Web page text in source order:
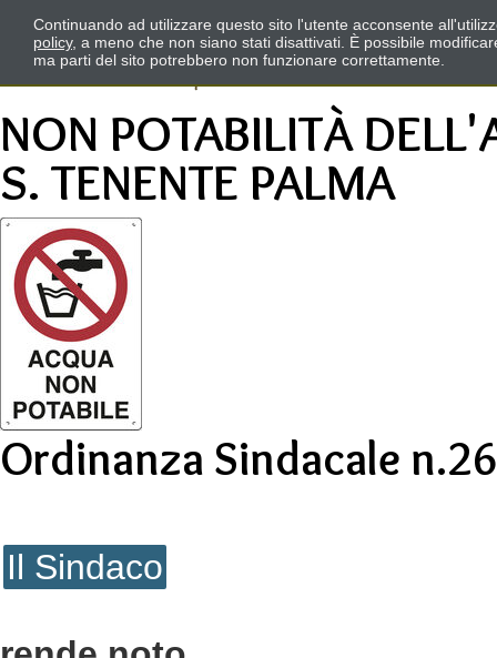
NON POTABILITÀ
S. TENENTE PALMA
Ordinanza Sindacale
Il Sindaco
Continuando ad utilizzare questo sito l'utente acconsente
policy, a meno che non siano stati disattivati. È possibile
ma parti del sito potrebbero non funzionare correttamente.